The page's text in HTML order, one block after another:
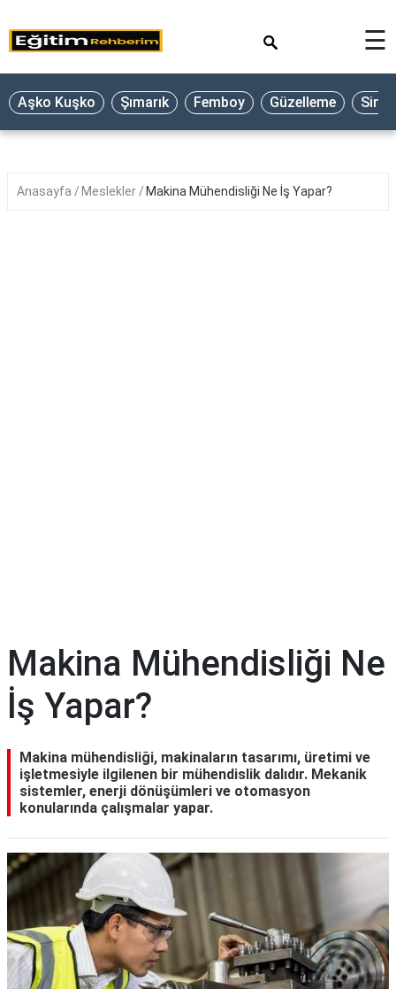
☰
Aşko Kuşko Şımarık Femboy Güzelleme
Anasayfa Meslekler Makina Mühendisliği Ne İş Yapar?
Makina Mühendisliği Ne
İş Yapar?
Makina mühendisliği, makinaların tasarımı, üretimi ve
işletmesiyle ilgilenen bir mühendislik dalıdır. Mekanik
sistemler, enerji dönüşümleri ve otomasyon
konularında çalışmalar yapar.